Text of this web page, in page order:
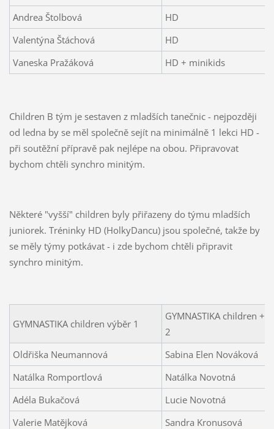
Andrea Štolbová
HD
Valentýna Štáchová
HD
Vaneska Pražáková
HD + minikids
Children B tým je sestaven z mladších tanečnic - nejpozději
od ledna by se měl společně sejít na minimálně 1 lekci HD -
při soutěžní přípravě pak nejlépe na obou. Připravovat
bychom chtěli synchro minitým.
Některé "vyšší" children byly přiřazeny do týmu mladších
juniorek. Tréninky HD (HolkyDancu) jsou společné, takže by
se měly týmy potkávat - i zde bychom chtěli připravit
synchro minitým.
GYMNASTIKA children výběr 1
GYMNASTIKA children +
2
Oldřiška Neumannová
Sabina Elen Nováková
Natálka Romportlová
Natálka Novotná
Adéla Bukačová
Lucie Novotná
Valerie Matějková
Sandra Kronusová